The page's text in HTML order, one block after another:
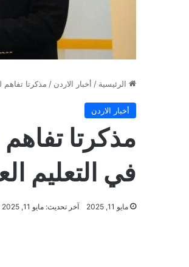
الرئيسية / أخبار الاردن / مذكرتا تفاهم
أخبار الاردن
مذكرتا
في التعليم
مايو 11, 2025 آخر تحديث: مايو 11, 2025